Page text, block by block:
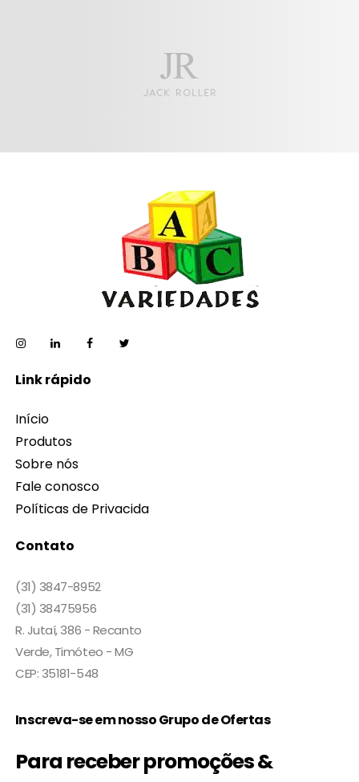
Link rápido
Início
Produtos
Sobre nós
Fale conosco
Políticas de Privacida
Contato
(31) 3847-8952
(31) 38475956
R. Jutaí, 386 - Recanto
Verde, Timóteo - MG
CEP: 35181-548
Inscreva-se em nosso Grupo de Ofertas
Para receber promoções &